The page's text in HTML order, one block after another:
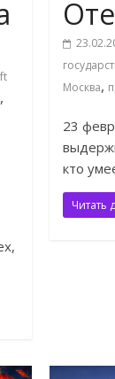
,
Москва,
23
кто
Читать